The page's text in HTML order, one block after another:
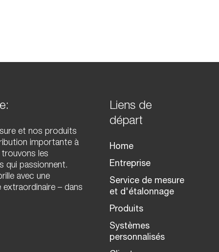
et nos produits
importante à
les
qui passionnent.
avec une
– dans
Liens de
départ
Home
Entreprise
Service de mesure
et d'étalonnage
Produits
Systèmes
personnalisés